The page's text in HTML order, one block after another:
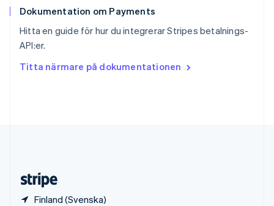
Dokumentation om Payments
Hitta en guide för hur du integrerar Stripes betalnings-
API:er.
Titta närmare på dokumentationen
Finland (Svenska)
Sverige
Thailand
ไทย
English